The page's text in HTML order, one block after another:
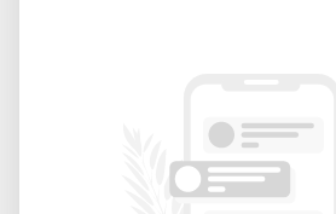
Eigene Motive oder
Einführung in Design
Bildbearbeitung